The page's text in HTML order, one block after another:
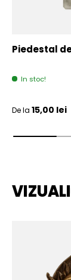
Piedestal
In stoc!
Pret initial
De la 15,00 lei